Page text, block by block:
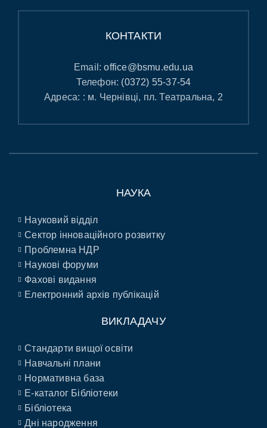
КОНТАКТИ
Email:office@bsmu.edu.ua
Телефон: (0372) 55-37-54
Адреса: : м. Чернівці, пл. Театральна, 2
НАУКА
Науковий відділ
Сектор інноваційного розвитку
Проблемна НДР
Наукові форуми
Фахові видання
Електронний архів публікацій
ВИКЛАДАЧУ
Стандарти вищої освіти
Навчальні плани
Нормативна база
E-каталог Бібліотеки
Бібліотека
Дні народження